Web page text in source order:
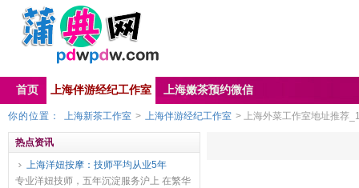
首页 上海伴游经纪工作室 上海嫩茶预约微信
你的位置： 上海新茶工作室 > 上海伴游经纪工作室 > 上海外菜工作室地址推荐
热点资讯
上海洋妞按摩：技师平均从业5年
专业洋妞技师，五年沉淀服务沪上 在繁华